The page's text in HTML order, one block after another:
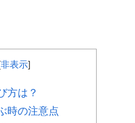
非表示]
方は？
時の注意点